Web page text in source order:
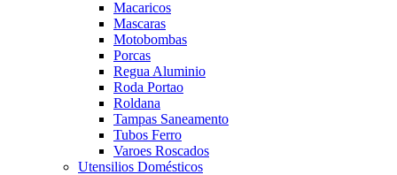
Macaricos
Mascaras
Motobombas
Porcas
Regua Aluminio
Roda Portao
Roldana
Tampas Saneamento
Tubos Ferro
Varoes Roscados
Utensilios Domésticos